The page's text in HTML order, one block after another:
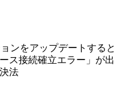
ンをアップデートすると
ース接続確立エラー」が出
法